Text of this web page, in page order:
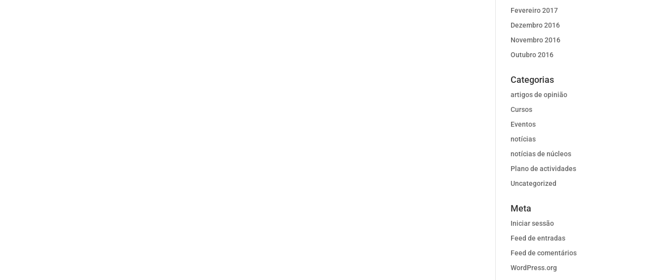
Fevereiro 2017
Dezembro 2016
Novembro 2016
Outubro 2016
Categorias
artigos de opinião
Cursos
Eventos
notícias
notícias de núcleos
Plano de actividades
Uncategorized
Meta
Iniciar sessão
Feed de entradas
Feed de comentários
WordPress.org